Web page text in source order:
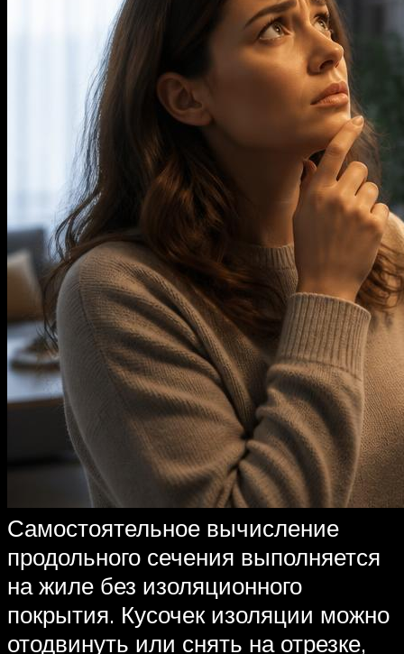
Самостоятельное вычисление
продольного сечения выполняется
на жиле без изоляционного
покрытия. Кусочек изоляции можно
отодвинуть или снять на отрезке,